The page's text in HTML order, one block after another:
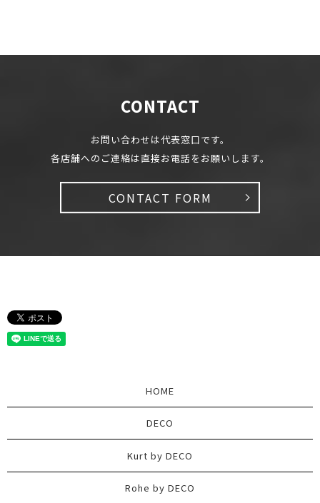
CONTACT
お問い合わせは代表窓口です。
各店舗へのご連絡は直接お電話をお願いします。
CONTACT FORM
HOME
DECO
Kurt by DECO
Rohe by DECO